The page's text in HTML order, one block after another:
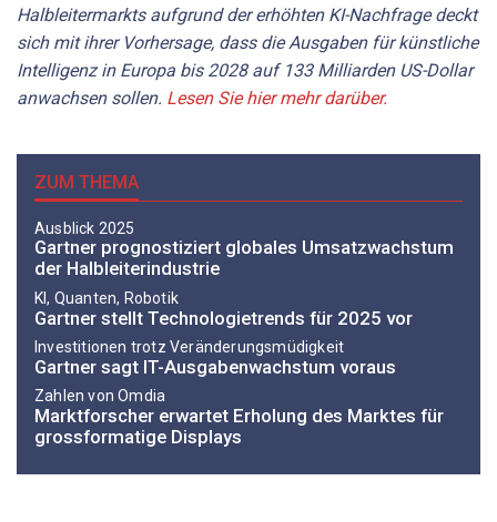
Halbleitermarkts aufgrund der erhöhten KI-Nachfrage deckt
sich mit ihrer Vorhersage, dass die Ausgaben für künstliche
Intelligenz in Europa bis 2028 auf 133 Milliarden US-Dollar
anwachsen sollen. Lesen Sie hier mehr darüber.
ZUM THEMA
Ausblick 2025
Gartner prognostiziert globales Umsatzwachstum
der Halbleiterindustrie
KI, Quanten, Robotik
Gartner stellt Technologietrends für 2025 vor
Investitionen trotz Veränderungsmüdigkeit
Gartner sagt IT-Ausgabenwachstum voraus
Zahlen von Omdia
Marktforscher erwartet Erholung des Marktes für
grossformatige Displays